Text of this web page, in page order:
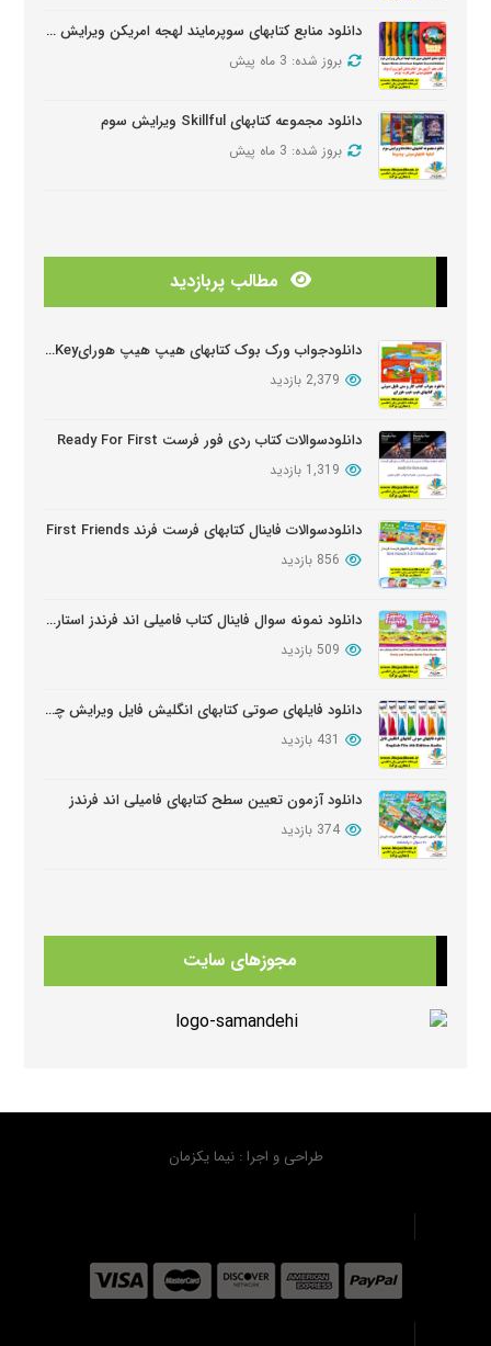
دانلود منابع کتابهای سوپرمایند لهجه امریکن ویرایش دومSuper Minds American Second Edition
بروز شده: 3 ماه پیش
دانلود مجموعه کتابهای Skillful ویرایش سوم
بروز شده: 3 ماه پیش
دانلود دوره آموزشی Wider World ویرایش دوم
دانلود سوالات کتابهای Oxford Discover
مطالب پربازدید
دانلودجواب ورک بوک کتابهای هیپ هیپ هورایHip Hip Hooray Workbook Key
2,379 بازدید
دانلودسوالات کتاب ردی فور فرست Ready For First
1,319 بازدید
دانلودسوالات فاینال کتابهای فرست فرند First Friends
856 بازدید
دانلود نمونه سوال فاینال کتاب فامیلی اند فرندز استارتر ویرایش دوم
509 بازدید
دانلود فایلهای صوتی کتابهای انگلیش فایل ویرایش چهارم English File Edition Audio
431 بازدید
دانلود آزمون تعیین سطح کتابهای فامیلی اند فرندز
374 بازدید
مجوزهای سایت
طراحی و اجرا : نیما یکزمان